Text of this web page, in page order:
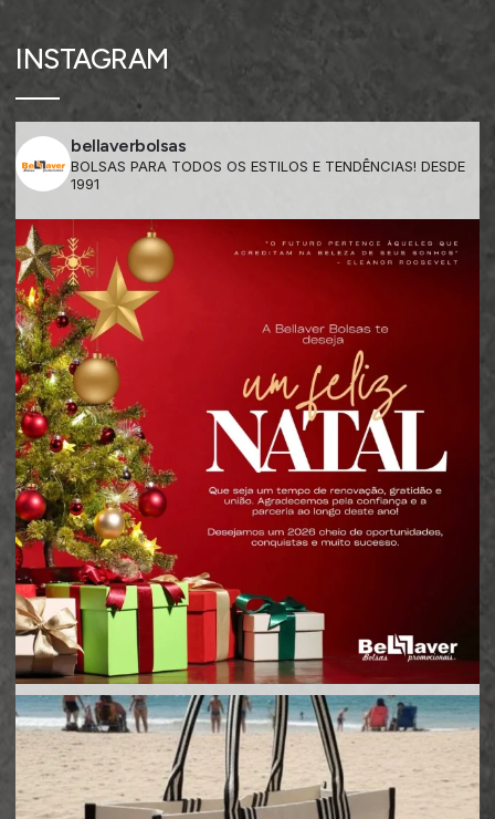
INSTAGRAM
bellaverbolsas
BOLSAS PARA TODOS OS ESTILOS E TENDÊNCIAS! DESDE
1991